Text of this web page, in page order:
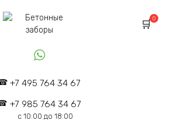
+7 495 764 34 67
+7 985 764 34 67
с 10:00 до 18:00
0